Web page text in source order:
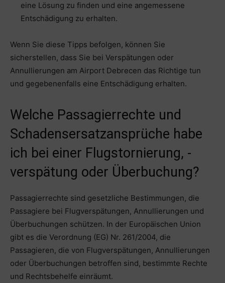
eine Lösung zu finden und eine angemessene
Entschädigung zu erhalten.
Wenn Sie diese Tipps befolgen, können Sie
sicherstellen, dass Sie bei Verspätungen oder
Annullierungen am Airport Debrecen das Richtige tun
und gegebenenfalls eine Entschädigung erhalten.
Welche Passagierrechte und
Schadensersatzansprüche habe
ich bei einer Flugstornierung, -
verspätung oder Überbuchung?
Passagierrechte sind gesetzliche Bestimmungen, die
Passagiere bei Flugverspätungen, Annullierungen und
Überbuchungen schützen. In der Europäischen Union
gibt es die Verordnung (EG) Nr. 261/2004, die
Passagieren, die von Flugverspätungen, Annullierungen
oder Überbuchungen betroffen sind, bestimmte Rechte
und Rechtsbehelfe einräumt.